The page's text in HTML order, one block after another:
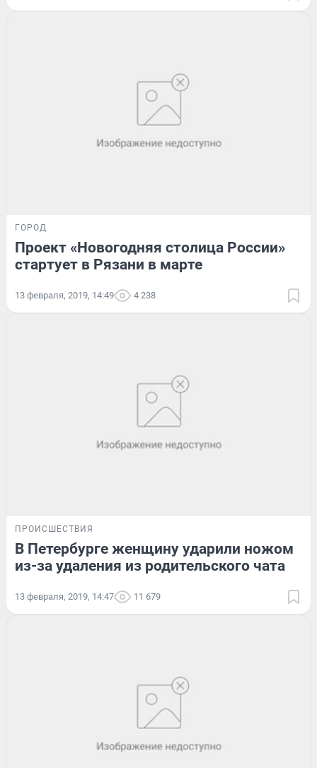
ГОРОД
Проект «Новогодняя столица России»
стартует в Рязани в марте
13 февраля, 2019, 14:49 4 238
ПРОИСШЕСТВИЯ
В Петербурге женщину ударили ножом
из-за удаления из родительского чата
13 февраля, 2019, 14:47 11 679